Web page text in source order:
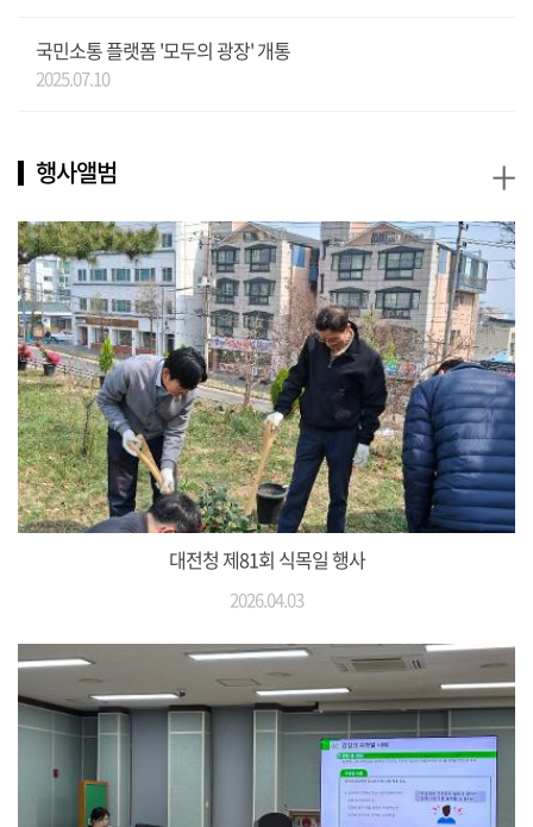
국민소통 플랫폼 '모두의 광장' 개통
2025.07.10
행사앨범
대전청 제81회 식목일 행사
2026.04.03
+